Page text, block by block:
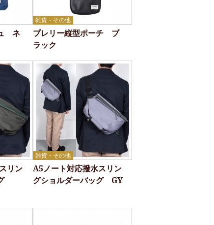
ネ
雑貨・その他
プレリー縦型ポーチ ブ
ラック
リン
雑貨・その他
A5ノート対応撥水スリン
グショルダーバッグ GY